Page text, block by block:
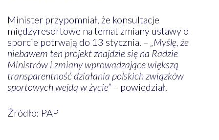
Minister przypomniał, że konsultacje
międzyresortowe na temat zmiany ustawy o
sporcie potrwają do 13 stycznia. – „Myślę, że
niebawem ten projekt znajdzie się na Radzie
Ministrów i zmiany wprowadzające większą
transparentność działania polskich związków
sportowych wejdą w życie”– powiedział.
Źródło: PAP